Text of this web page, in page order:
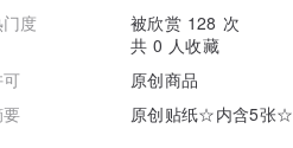
度
被欣赏 128 次
共 0 人收藏
原创商品
原创贴纸☆内含5张☆